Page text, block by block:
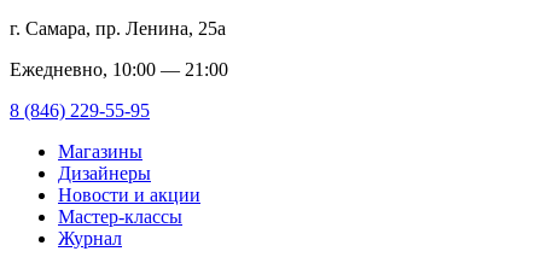
г. Самара, пр. Ленина, 25а
Ежедневно, 10:00 — 21:00
8 (846) 229-55-95
Магазины
Дизайнеры
Новости и акции
Мастер-классы
Журнал